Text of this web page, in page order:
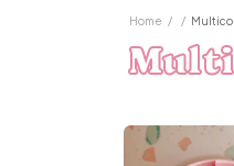
Home / /